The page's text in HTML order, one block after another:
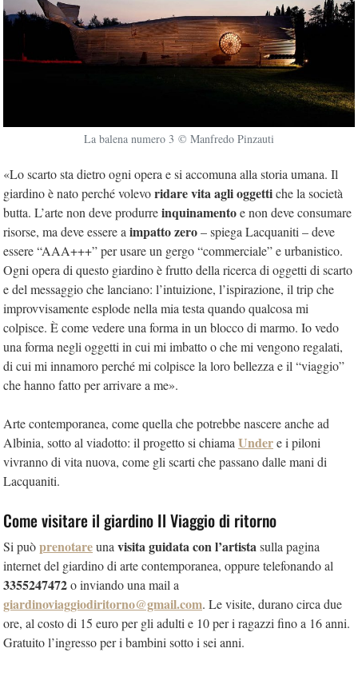
La balena numero 3 © Manfredo Pinzauti
«Lo scarto sta dietro ogni opera e si accomuna alla storia umana. Il
giardino è nato perché volevoridare vita agli oggettiche la società
butta. L’arte non deve produrreinquinamentoe non deve consumare
risorse, ma deve essere aimpatto zero– spiega Lacquaniti – deve
essere “AAA+++” per usare un gergo “commerciale” e urbanistico.
Ogni opera di questo giardino è frutto della ricerca di oggetti di scarto
e del messaggio che lanciano: l’intuizione, l’ispirazione, il trip che
improvvisamente esplode nella mia testa quando qualcosa mi
colpisce. È come vedere una forma in un blocco di marmo. Io vedo
una forma negli oggetti in cui mi imbatto o che mi vengono regalati,
di cui mi innamoro perché mi colpisce la loro bellezza e il “viaggio”
che hanno fatto per arrivare a me».
Arte contemporanea, come quella che potrebbe nascere anche ad
Albinia, sotto al viadotto: il progetto si chiamaUndere i piloni
vivranno di vita nuova, come gli scarti che passano dalle mani di
Lacquaniti.
Come visitare il giardino Il Viaggio di ritorno
Si puòprenotareunavisita guidata con l’artistasulla pagina
internet del giardino di arte contemporanea, oppure telefonando al
3355247472o inviando una mail a
giardinoviaggiodiritorno@gmail.com. Le visite, durano circa due
ore, al costo di 15 euro per gli adulti e 10 per i ragazzi fino a 16 anni.
Gratuito l’ingresso per i bambini sotto i sei anni.